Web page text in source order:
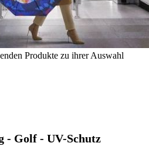
Produkte zu ihrer Auswahl
- Golf - UV-Schutz